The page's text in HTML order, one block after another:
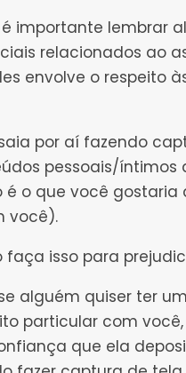
é importante lembrar
relacionados ao
envolve o respeito
por aí fazendo
pessoais/íntimos
é o que você gostaria
você).
faça isso para
alguém quiser ter
particular com
que ela